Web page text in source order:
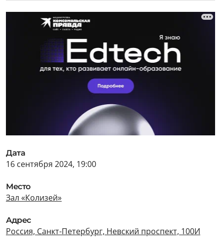
Дата
16 сентября 2024, 19:00
Место
Зал «Колизей»
Адрес
Россия, Санкт-Петербург, Невский проспект, 100И